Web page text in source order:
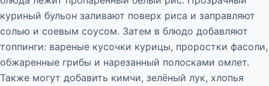
куриный бульон заливают поверх риса и заправляют
солью и соевым соусом. Затем в блюдо добавляют
топпинги: вареные кусочки курицы, проростки фасоли,
обжаренные грибы и нарезанный полосками омлет.
Также могут добавить кимчи, зелёный лук, хлопья